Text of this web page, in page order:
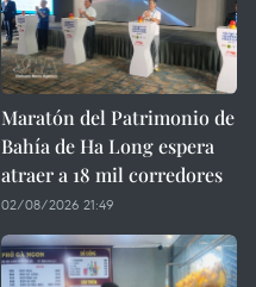
Maratón del Patrimonio de
Bahía de Ha Long espera
atraer a 18 mil corredores
02/08/2026 21:49